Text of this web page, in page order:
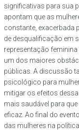
significativas para sua
apontam que as
constante, exacerbada
de desqualificação em
representação
um dos maiores
públicas. A discussão
psicológico para
mitigar os efeitos
mais saudável para
eficaz. Ao final do
das mulheres na